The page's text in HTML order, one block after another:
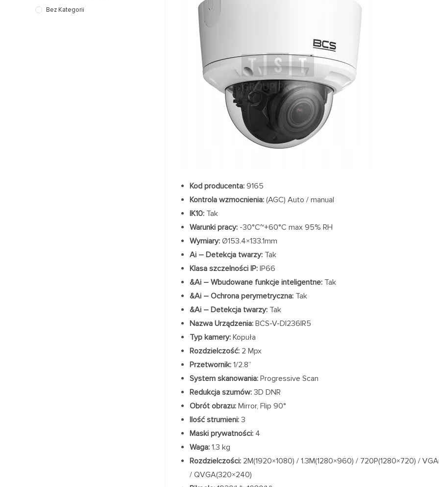
Kod producenta: 9165
Kontrola wzmocnienia: (AGC) Auto / manual
IK10: Tak
Warunki pracy: -30°C~+60°C max 95% RH
Wymiary: Ø153.4×133.1mm
Ai – Detekcja twarzy: Tak
Klasa szczelności IP: IP66
&Ai – Wbudowane funkcje inteligentne: Tak
&Ai – Ochrona perymetryczna: Tak
&Ai – Detekcja twarzy: Tak
Nazwa Urządzenia: BCS-V-DI236IR5
Typ kamery: Kopuła
Rozdzielczość: 2 Mpx
Przetwornik: 1/2.8”
System skanowania: Progressive Scan
Redukcja szumów: 3D DNR
Obrót obrazu: Mirror, Flip 90°
Ilość strumieni: 3
Maski prywatności: 4
Waga: 1.3 kg
Rozdzielczości: 2M(1920×1080) / 1.3M(1280×960) / 720P(1280×720) /
/ QVGA(320×240)
Bez Kategorii